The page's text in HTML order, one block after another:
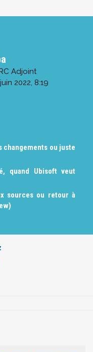
Adjoint
2022, 8:19
changements ou juste
quand Ubisoft veut
sources ou retour à